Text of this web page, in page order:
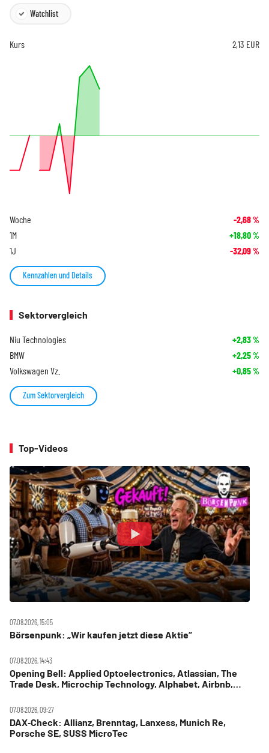
Watchlist
Kurs 2,13 EUR
Woche -2,68%
1M +18,80%
1J -32,09%
Kennzahlen und Details
Sektorvergleich
Niu Technologies +2,83%
BMW +2,25%
Volkswagen Vz. +0,85%
Zum Sektorvergleich
Top-Videos
07.08.2026, 15:05
Börsenpunk: „Wir kaufen jetzt diese Aktie“
07.08.2026, 14:43
Opening Bell: Applied Optoelectronics, Atlassian, The
Trade Desk, Microchip Technology, Alphabet, Airbnb,
07.08.2026, 09:27
DAX‑Check: Allianz, Brenntag, Lanxess, Munich Re,
Porsche SE, SUSS MicroTec